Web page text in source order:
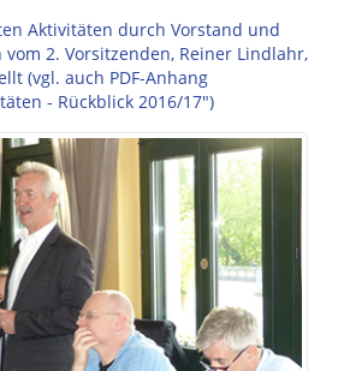
Aktivitäten durch Vorstand und
2. Vorsitzenden, Reiner Lindlahr,
(vgl. auch PDF-Anhang
- Rückblick 2016/17")